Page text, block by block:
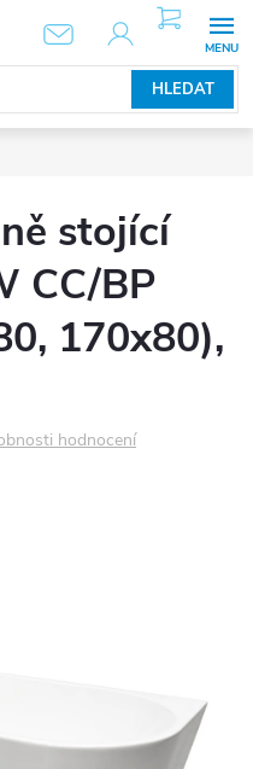
HLEDAT
NÁKUPNÍ
KOŠÍK
stojící
CC/BP
170x80),
hodnocení